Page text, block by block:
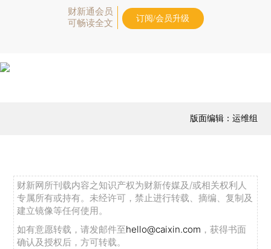
财新通会员
可畅读全文
订阅/会员升级
版面编辑：运维组
财新网所刊载内容之知识产权为财新传媒及/或相关权利人
专属所有或持有。未经许可，禁止进行转载、摘编、复制及
建立镜像等任何使用。
如有意愿转载，请发邮件至hello@caixin.com ，获得书面
确认及授权后，方可转载。